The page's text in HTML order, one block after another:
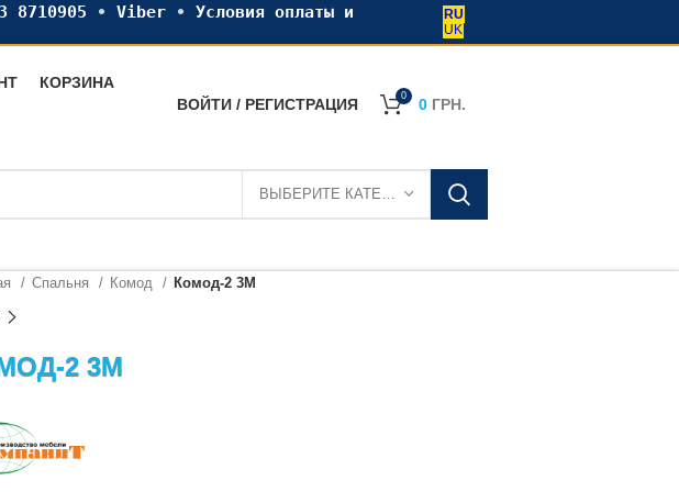
8710905 • Viber• Условия оплаты и
RU
UK
КОРЗИНА
ВОЙТИ / РЕГИСТРАЦИЯ 0 0 ГРН.
ВЫБЕРИТЕ КАТЕГОРИЮ
Спальня Комод Комод-2 3М
2 3М